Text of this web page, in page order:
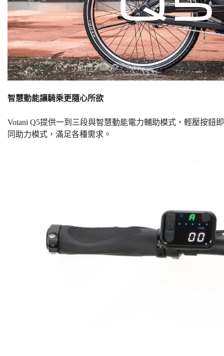
智慧動能讓騎乘更隨心所欲
Votani Q5提供一到三段與智慧動能電力輔助模式，輕壓按鈕
同助力模式，滿足各種需求。